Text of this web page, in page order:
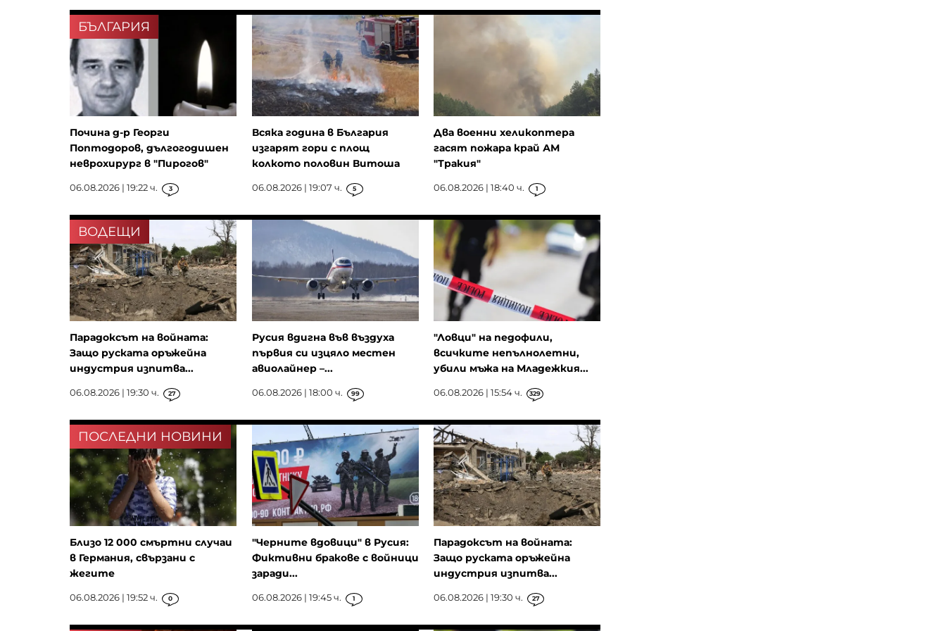
БЪЛГАРИЯ
Почина д-р Георги
Поптодоров, дългогодишен
неврохирург в "Пирогов"
06.08.2026 | 19:22 ч. 3
Всяка година в България
изгарят гори с площ
колкото половин Витоша
06.08.2026 | 19:07 ч. 5
Два военни хеликоптера
гасят пожара край АМ
"Тракия"
06.08.2026 | 18:40 ч. 1
ВОДЕЩИ
Парадоксът на войната:
Защо руската оръжейна
индустрия изпитва...
06.08.2026 | 19:30 ч. 27
Русия вдигна във въздуха
първия си изцяло местен
авиолайнер –...
06.08.2026 | 18:00 ч. 99
"Ловци" на педофили,
всичките непълнолетни,
убили мъжа на Младежкия...
06.08.2026 | 15:54 ч. 329
ПОСЛЕДНИ НОВИНИ
Близо 12 000 смъртни случаи
в Германия, свързани с
жегите
06.08.2026 | 19:52 ч. 0
"Черните вдовици" в Русия:
Фиктивни бракове с войници
заради...
06.08.2026 | 19:45 ч. 1
Парадоксът на войната:
Защо руската оръжейна
индустрия изпитва...
06.08.2026 | 19:30 ч. 27